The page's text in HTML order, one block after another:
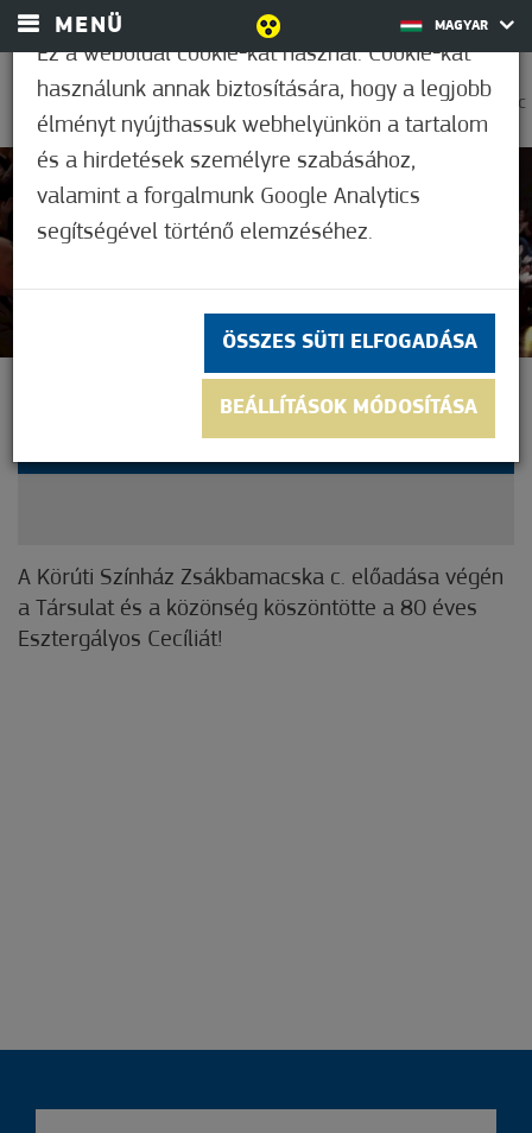
MENÜ MAGYAR
0
31,7°C
Nem értékelt
MEGLEPETÉS A SZÍNHÁZI
ELŐADÁS VÉGÉN
A Körúti Színház Zsákbamacska c. előadása végén
a Társulat és a közönség köszöntötte a 80 éves
Esztergályos Cecíliát!
Ez a weboldal cookie-kat használ. Cookie-kat
használunk annak biztosítására, hogy a legjobb
élményt nyújthassuk webhelyünkön a tartalom
és a hirdetések személyre szabásához,
valamint a forgalmunk Google Analytics
segítségével történő elemzéséhez.
ÖSSZES SÜTI ELFOGADÁSA
BEÁLLÍTÁSOK MÓDOSÍTÁSA